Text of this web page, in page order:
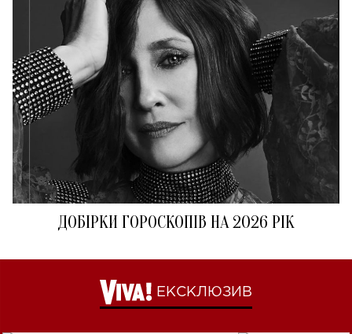
ДОБІРКИ ГОРОСКОПІВ НА 2026 РІК
ЕКСКЛЮЗИВ